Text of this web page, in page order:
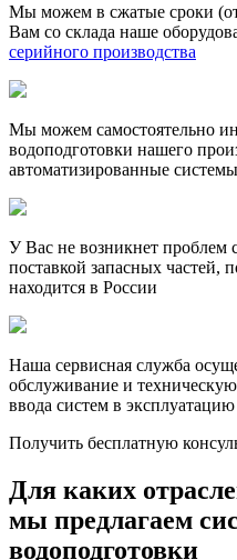
Мы можем в сжатые сроки
Вам со склада наше
серийного производства
Мы можем самостоятельно
водоподготовки нашего
автоматизированные
У Вас не возникнет проблем
поставкой запасных частей,
находится в России
Наша сервисная служба
обслуживание и
ввода систем в эксплуатацию
Получить бесплатную
Для каких
мы предлагаем
водоподготовки